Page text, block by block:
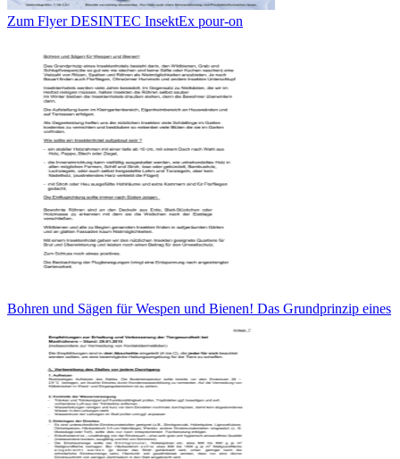
Zum Flyer DESINTEC InsektEx pour-on
Bohren und Sägen für Wespen und Bienen! Das Grundprinzip eines